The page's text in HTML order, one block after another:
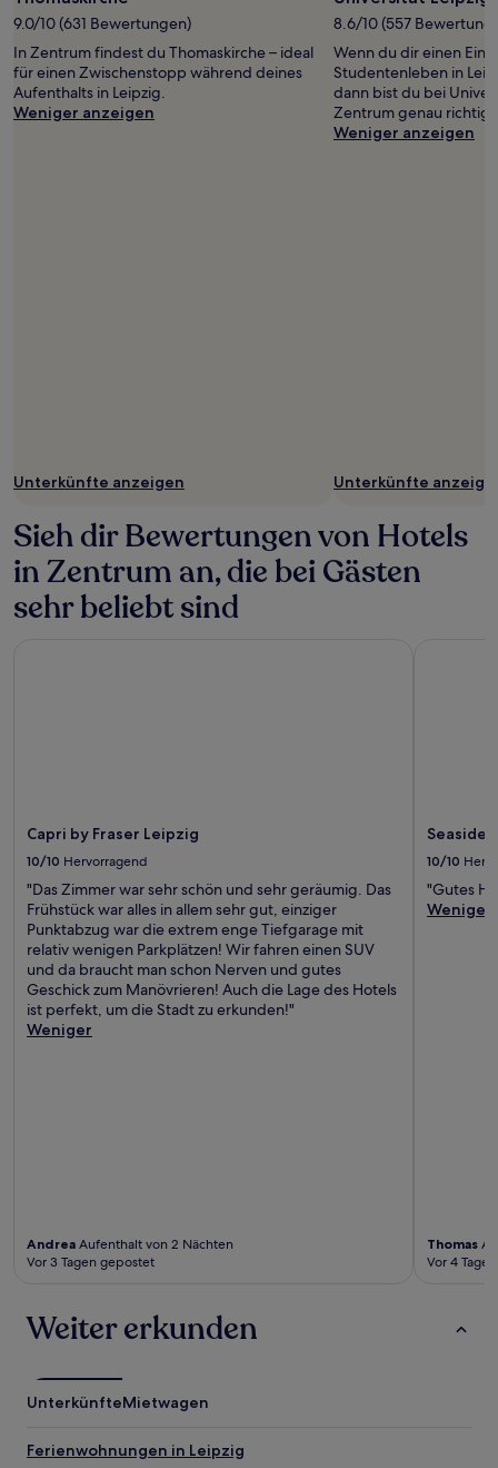
können
zusätzliche
Bedingungen
gelten.
9.0/10 (631 Bewertungen)
In Zentrum findest du Thomaskirche – ideal
für einen Zwischenstopp während deines
Aufenthalts in Leipzig.
Weniger anzeigen
Unterkünfte anzeigen
8.6/10 (557
Wenn du dir einen
Studentenleben in
dann bist du bei
Zentrum genau richtig.
Weniger anzeigen
Unterkünfte
Sieh dir Bewertungen von Hotels
in Zentrum an, die bei Gästen
sehr beliebt sind
Capri by Fraser Leipzig
10/10 Hervorragend
"Das Zimmer war sehr schön und sehr geräumig. Das
Frühstück war alles in allem sehr gut, einziger
Punktabzug war die extrem enge Tiefgarage mit
relativ wenigen Parkplätzen! Wir fahren einen SUV
und da braucht man schon Nerven und gutes
Geschick zum Manövrieren! Auch die Lage des Hotels
ist perfekt, um die Stadt zu erkunden!"
Weniger
Andrea Aufenthalt von 2 Nächten
Vor 3 Tagen gepostet
Seaside
10/10
"Gutes
Weniger
Thomas
Vor 4
Weiter erkunden
UnterkünfteMietwagen
Ferienwohnungen in Leipzig